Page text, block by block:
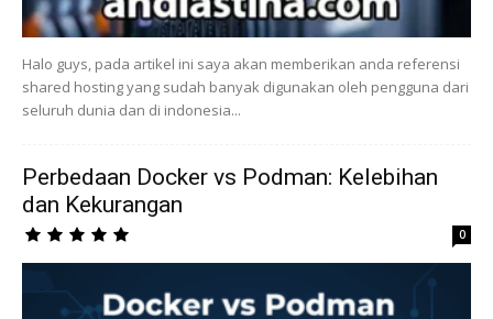
Halo guys, pada artikel ini saya akan memberikan anda referensi
shared hosting yang sudah banyak digunakan oleh pengguna dari
seluruh dunia dan di indonesia...
Perbedaan Docker vs Podman: Kelebihan
dan Kekurangan
0